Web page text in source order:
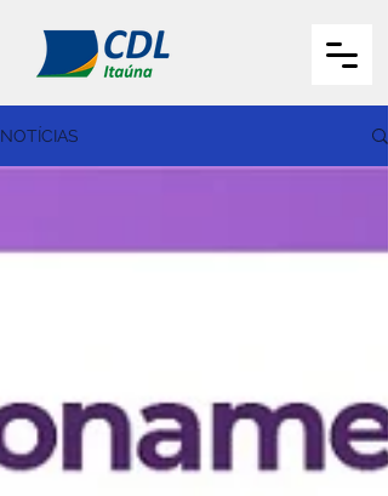
NOTÍCIAS